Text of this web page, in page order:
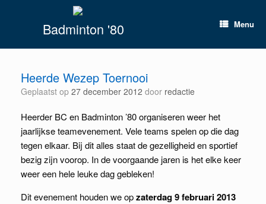
Badminton '80 Menu
Heerde Wezep Toernooi
Geplaatst op 27 december 2012 door redactie
Heerder BC en Badminton ’80 organiseren weer het
jaarlijkse teamevenement. Vele teams spelen op die dag
tegen elkaar. Bij dit alles staat de gezelligheid en sportief
bezig zijn voorop. In de voorgaande jaren is het elke keer
weer een hele leuke dag gebleken!
Dit evenement houden we opzaterdag 9 februari 2013